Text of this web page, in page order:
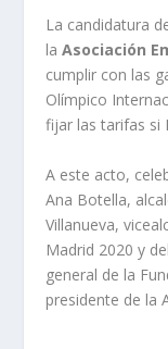
La candidatura
laAsociación
cumplir con las
Olímpico
fijar las tarifas si
A este acto,
Ana Botella,
Villanueva,
Madrid 2020 y
general de la
presidente de la